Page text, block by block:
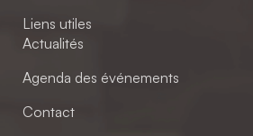
Liens utiles
Actualités
Agenda des événements
Contact